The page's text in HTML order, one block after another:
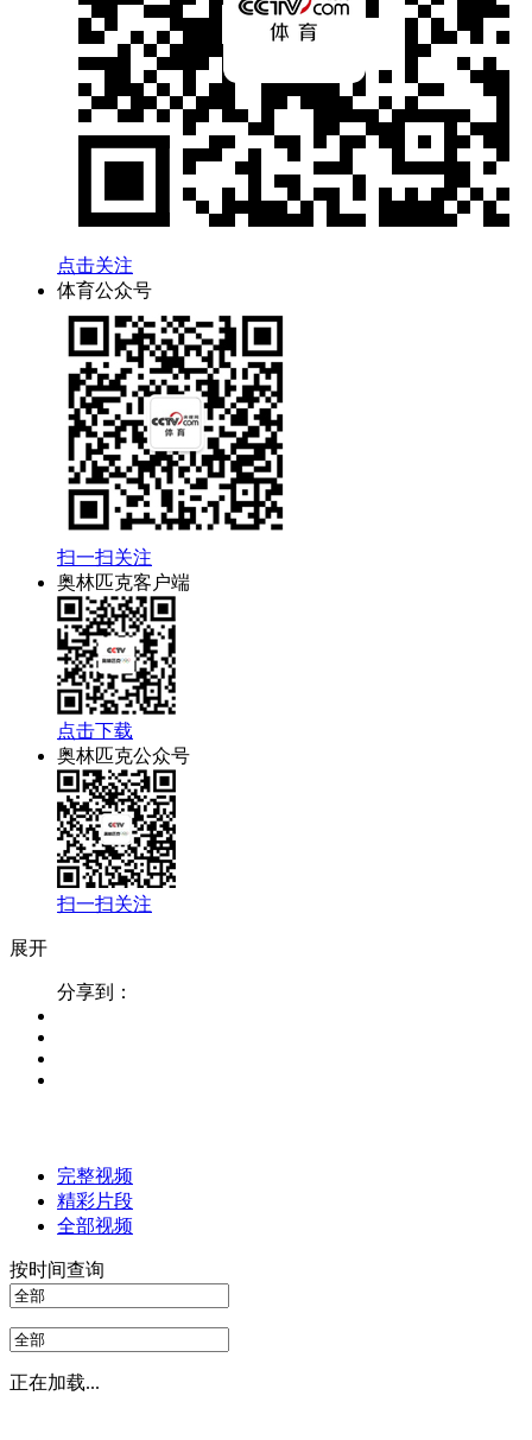
点击关注
体育公众号
扫一扫关注
奥林匹克客户端
点击下载
奥林匹克公众号
扫一扫关注
展开
分享到：
完整视频
精彩片段
全部视频
按时间查询
正在加载...